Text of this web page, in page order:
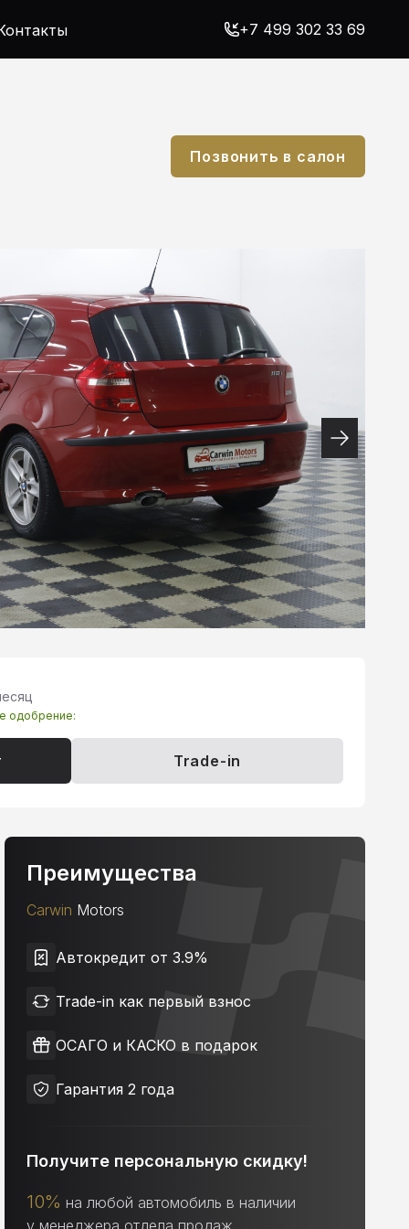
+7 499 302 33 69
Позвонить в салон
одобрение:
Trade-in
Преимущества
Carwin Motors
Автокредит от 3.9%
Trade-in как первый взнос
ОСАГО и КАСКО в подарок
Гарантия 2 года
Получите персональную скидку!
10% на любой автомобиль в наличии
у менеджера отдела продаж